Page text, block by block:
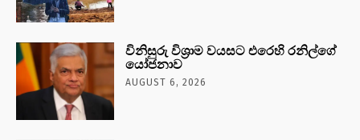
විනිසුරු විශ්‍රාම වයසට එරෙහි රනිල්ගේ
යෝජනාව
AUGUST 6, 2026